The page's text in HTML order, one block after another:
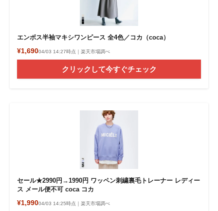
エンボス半袖マキシワンピース 全4色／コカ（coca）
¥1,69004/03 14:27時点｜楽天市場調べ
クリックして今すぐチェック
セール★2990円→1990円 ワッペン刺繍裏毛トレーナー レディー
ス メール便不可 coca コカ
¥1,99004/03 14:25時点｜楽天市場調べ